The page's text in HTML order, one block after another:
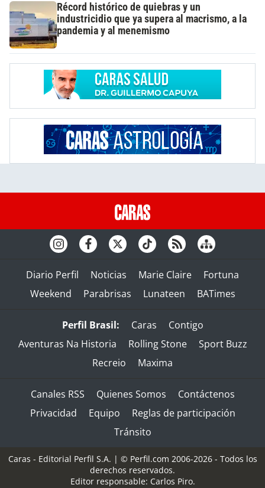
Récord histórico de quiebras y un
industricidio que ya supera al macrismo, a la
pandemia y al menemismo
Diario Perfil Noticias Marie Claire
Fortuna
Weekend
Parabrisas Lunateen BATimes
Perfil Brasil: Caras
Contigo
Aventuras Na Historia
Rolling Stone
Sport Buzz
Recreio
Maxima
Canales RSS Quienes Somos
Contáctenos
Privacidad
Equipo
Reglas de participación
Tránsito
Caras - Editorial Perfil S.A. | © Perfil.com 2006-2026 - Todos los
derechos reservados.
Editor responsable: Carlos Piro.